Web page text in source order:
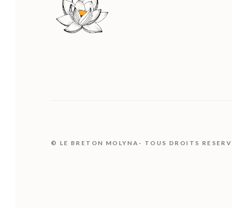
© LE BRETON MOLYNA- TOUS DROITS